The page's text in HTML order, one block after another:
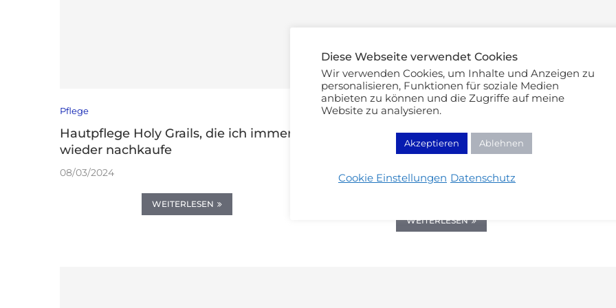
Pflege
Hautpflege Holy Grails, die ich immer
wieder nachkaufe
08/03/2024
WEITERLESEN
Beauty Review
8 Beauty Essentials, die aus meiner
Routine nicht mehr wegzudenken
WEITERLESEN
Diese Webseite verwendet Cookies
Wir verwenden Cookies, um Inhalte und Anzeigen zu
personalisieren, Funktionen für soziale Medien
anbieten zu können und die Zugriffe auf meine
Website zu analysieren.
Akzeptieren Ablehnen
Cookie Einstellungen Datenschutz